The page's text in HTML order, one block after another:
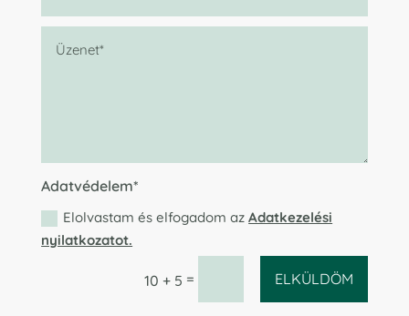
Adatvédelem*
Elolvastam és elfogadom azAdatkezelési
nyilatkozatot.
10 + 5 = ELKÜLDÖM